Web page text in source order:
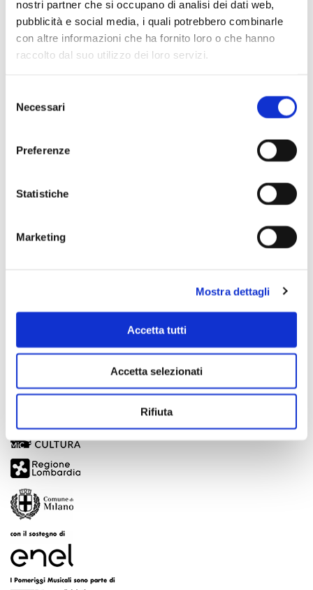
nostri partner che si occupano di analisi dei dati web,
pubblicità e social media, i quali potrebbero combinarle
con altre informazioni che ha fornito loro o che hanno
raccolto dal suo utilizzo dei loro servizi.
delNecessari
Preferenze
Statistiche
Marketing
Mostra dettagli
Accetta tutti
Accetta selezionati
Rifiuta
Scopri di più